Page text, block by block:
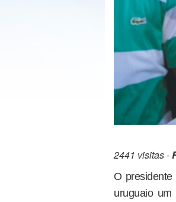
2441 visitas -
O
uruguaio